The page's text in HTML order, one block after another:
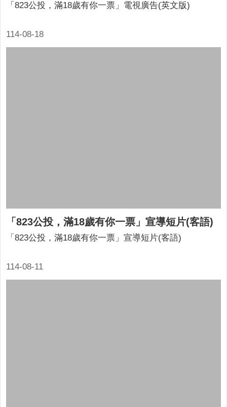
114-08-18
「823公投，滿18歲有你一票」電視廣告(英文版)
「823公投，滿18歲有你一票」宣導短片(客語)
114-08-11
「823公投，滿18歲有你一票」宣導短片(客語)